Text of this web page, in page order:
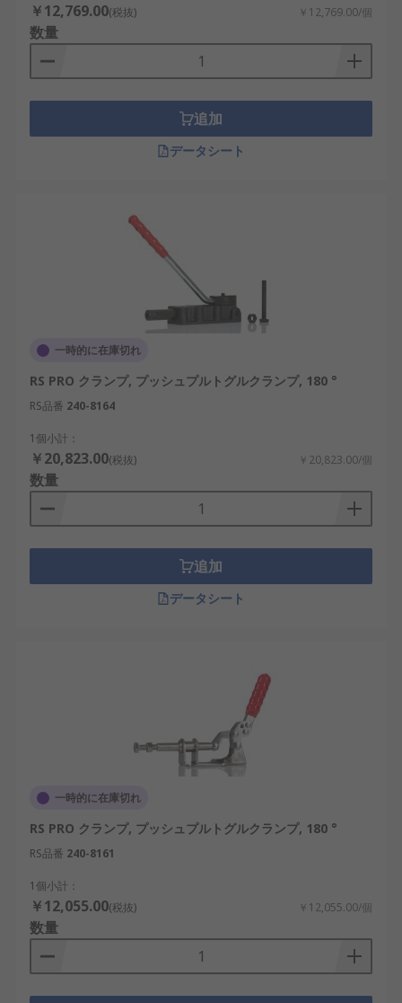
￥12,769.00(税抜) ￥12,769.00/個
数量
追加
データシート
一時的に在庫切れ
RS PRO クランプ, プッシュプルトグルクランプ, 180 °
RS品番 240-8164
1個小計：
￥20,823.00(税抜) ￥20,823.00/個
数量
追加
データシート
一時的に在庫切れ
RS PRO クランプ, プッシュプルトグルクランプ, 180 °
RS品番 240-8161
1個小計：
￥12,055.00(税抜) ￥12,055.00/個
数量